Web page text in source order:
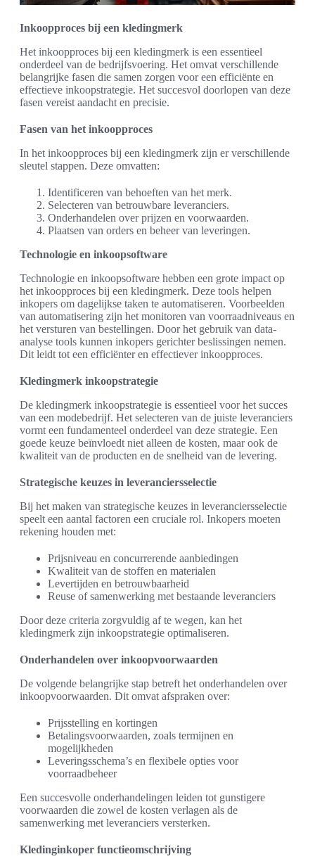
Inkoopproces bij een kledingmerk
Het inkoopproces bij een kledingmerk is een essentieel
onderdeel van de bedrijfsvoering. Het omvat verschillende
belangrijke fasen die samen zorgen voor een efficiënte en
effectieve inkoopstrategie. Het succesvol doorlopen van deze
fasen vereist aandacht en precisie.
Fasen van het inkoopproces
In het inkoopproces bij een kledingmerk zijn er verschillende
sleutel stappen. Deze omvatten:
Identificeren van behoeften van het merk.
Selecteren van betrouwbare leveranciers.
Onderhandelen over prijzen en voorwaarden.
Plaatsen van orders en beheer van leveringen.
Technologie en inkoopsoftware
Technologie en inkoopsoftware hebben een grote impact op
het inkoopproces bij een kledingmerk. Deze tools helpen
inkopers om dagelijkse taken te automatiseren. Voorbeelden
van automatisering zijn het monitoren van voorraadniveaus en
het versturen van bestellingen. Door het gebruik van data-
analyse tools kunnen inkopers gerichter beslissingen nemen.
Dit leidt tot een efficiënter en effectiever inkoopproces.
Kledingmerk inkoopstrategie
De kledingmerk inkoopstrategie is essentieel voor het succes
van een modebedrijf. Het selecteren van de juiste leveranciers
vormt een fundamenteel onderdeel van deze strategie. Een
goede keuze beïnvloedt niet alleen de kosten, maar ook de
kwaliteit van de producten en de snelheid van de levering.
Strategische keuzes in leveranciersselectie
Bij het maken van strategische keuzes in leveranciersselectie
speelt een aantal factoren een cruciale rol. Inkopers moeten
rekening houden met:
Prijsniveau en concurrerende aanbiedingen
Kwaliteit van de stoffen en materialen
Levertijden en betrouwbaarheid
Reuse of samenwerking met bestaande leveranciers
Door deze criteria zorgvuldig af te wegen, kan het
kledingmerk zijn inkoopstrategie optimaliseren.
Onderhandelen over inkoopvoorwaarden
De volgende belangrijke stap betreft het onderhandelen over
inkoopvoorwaarden. Dit omvat afspraken over:
Prijsstelling en kortingen
Betalingsvoorwaarden, zoals termijnen en
mogelijkheden
Leveringsschema’s en flexibele opties voor
voorraadbeheer
Een succesvolle onderhandelingen leiden tot gunstigere
voorwaarden die zowel de kosten verlagen als de
samenwerking met leveranciers versterken.
Kledinginkoper functieomschrijving